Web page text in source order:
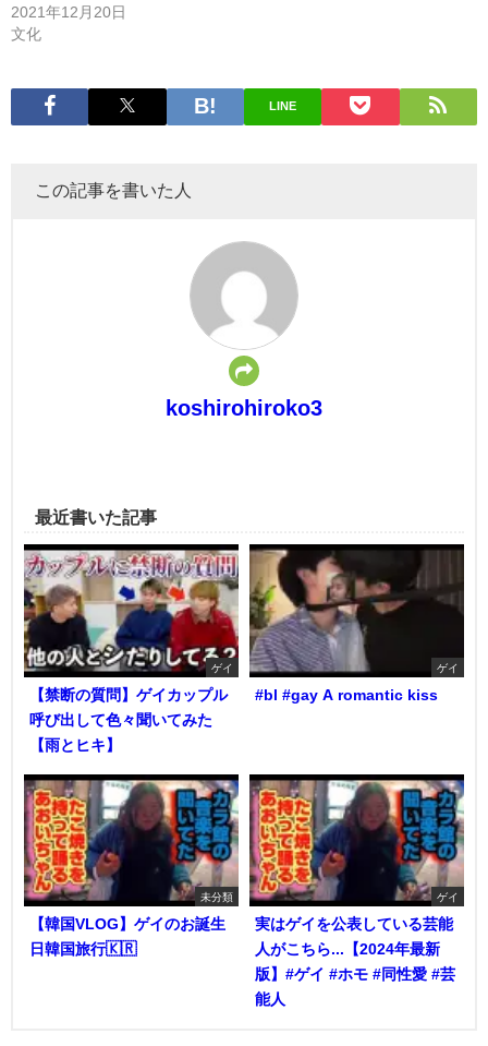
2021年12月20日
文化
LINE
この記事を書いた人
koshirohiroko3
最近書いた記事
ゲイ
【禁断の質問】ゲイカップル
呼び出して色々聞いてみた
【雨とヒキ】
ゲイ
#bl #gay A romantic kiss
未分類
【韓国VLOG】ゲイのお誕生
日韓国旅行🇰🇷
ゲイ
実はゲイを公表している芸能
人がこちら...【2024年最新
版】#ゲイ #ホモ #同性愛 #芸
能人